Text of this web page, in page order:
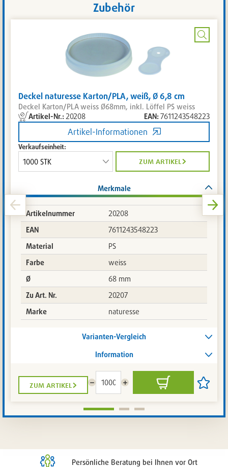
Zubehör
Bild
Deckel naturesse Karton/PLA, weiß, Ø 6,8 cm
Deckel Karton/PLA weiss Ø68mm, inkl. Löffel PS weiss
Artikel
nicht
lieferbar.
Zuletzt
aktualisiert
15.07.2026-
16:53:05
Artikel-Nr.: 20208 EAN:7611243548223
Artikel-Informationen
Verkaufseinheit:
zum artikel
Merkmale
Artikelnummer
20208
EAN
7611243548223
Material
PS
Farbe
weiss
Ø
68 mm
Zu Art. Nr.
20207
Marke
naturesse
Varianten-Vergleich
Information
zum artikel
Menge
reduzieren
Menge
erhöhen
In
den
Artikel
setzen
Persönliche Beratung bei Ihnen vor Ort